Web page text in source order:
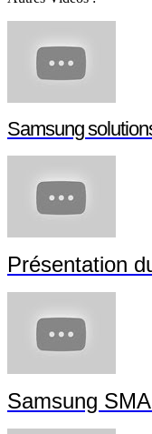
Samsung solutions
Présentation du
Samsung SMART